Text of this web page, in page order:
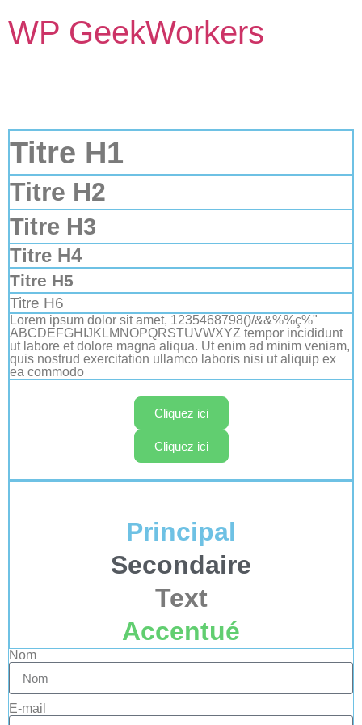
WP GeekWorkers
Titre H1
Titre H2
Titre H3
Titre H4
Titre H5
Titre H6
Lorem ipsum dolor sit amet, 1235468798()/&&%%ç%"
ABCDEFGHIJKLMNOPQRSTUVWXYZ tempor incididunt
ut labore et dolore magna aliqua. Ut enim ad minim veniam,
quis nostrud exercitation ullamco laboris nisi ut aliquip ex
ea commodo
Cliquez ici
Cliquez ici
Principal
Secondaire
Text
Accentué
Nom
E-mail